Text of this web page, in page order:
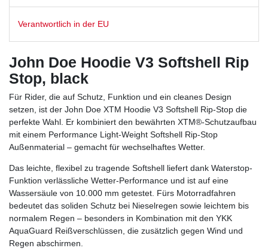
Verantwortlich in der EU
John Doe Hoodie V3 Softshell Rip
Stop, black
Für Rider, die auf Schutz, Funktion und ein cleanes Design
setzen, ist der John Doe XTM Hoodie V3 Softshell Rip-Stop die
perfekte Wahl. Er kombiniert den bewährten XTM®-Schutzaufbau
mit einem Performance Light-Weight Softshell Rip-Stop
Außenmaterial – gemacht für wechselhaftes Wetter.
Das leichte, flexibel zu tragende Softshell liefert dank Waterstop-
Funktion verlässliche Wetter-Performance und ist auf eine
Wassersäule von 10.000 mm getestet. Fürs Motorradfahren
bedeutet das soliden Schutz bei Nieselregen sowie leichtem bis
normalem Regen – besonders in Kombination mit den YKK
AquaGuard Reißverschlüssen, die zusätzlich gegen Wind und
Regen abschirmen.